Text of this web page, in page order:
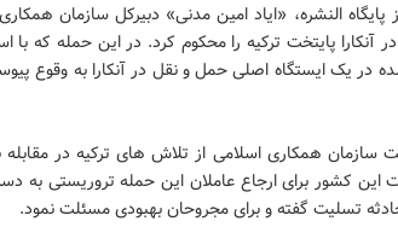
پایگاه النشره، «ایاد امین مدنی» دبیرکل سازمان
آنکارا پایتخت ترکیه را محکوم کرد. در این حمله که با
در یک ایستگاه اصلی حمل و نقل در آنکارا به وقوع
سازمان همکاری اسلامی از تلاش های ترکیه در مقابله
این کشور برای ارجاع عاملان این حمله تروریستی به
تسلیت گفته و برای مجروحان بهبودی مسئلت نمود.